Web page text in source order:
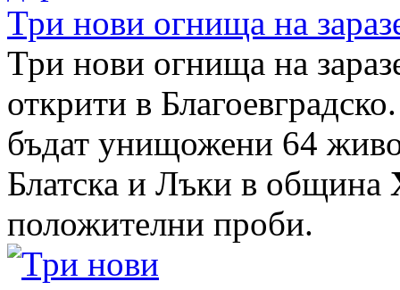
Три нови огнища на
Три нови огнища на
открити в
бъдат унищожени 64
Блатска и Лъки в община
положителни проби.